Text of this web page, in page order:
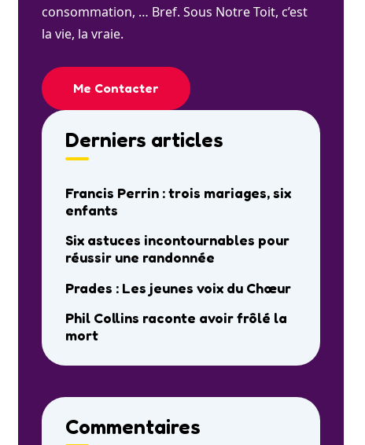
consommation, … Bref. Sous Notre Toit, c’est
la vie, la vraie.
Me Contacter
Derniers articles
Francis Perrin : trois mariages, six
enfants
Six astuces incontournables pour
réussir une randonnée
Prades : Les jeunes voix du Chœur
Phil Collins raconte avoir frôlé la
mort
Commentaires